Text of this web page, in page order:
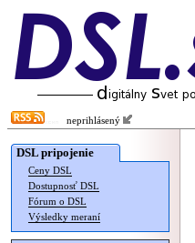
neprihlásený
DSL pripojenie
Ceny DSL
Dostupnosť DSL
Fórum o DSL
Výsledky meraní